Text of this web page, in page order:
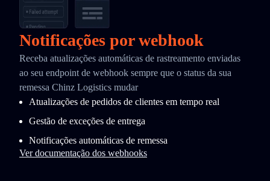
Notificações por webhook
Receba atualizações automáticas de rastreamento enviadas
ao seu endpoint de webhook sempre que o status da sua
remessa Chinz Logistics mudar
Atualizações de pedidos de clientes em tempo real
Gestão de exceções de entrega
Notificações automáticas de remessa
Ver documentação dos webhooks